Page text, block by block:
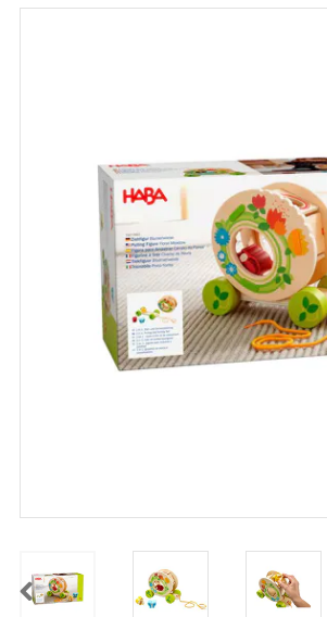
Previous